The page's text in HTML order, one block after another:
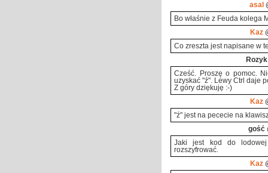
asal
Bo właśnie z Feuda kolega
Kaz
Co zreszta jest napisane w
Rozyk
Cześć. Proszę o pomoc.
uzyskać "ź". Lewy Ctrl daje
Z góry dziękuję :-)
Kaz
"ź" jest na pececie na
gość
Jaki jest kod do
rozszyfrować.
Kaz